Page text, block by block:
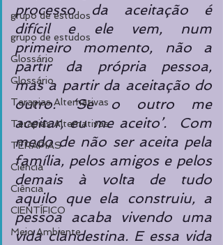
grupo de estudos
grupo de estudos
Glossário
Glossário
Terapias Alternativas
Terapias Alternativas
TERAPIAS
Ciência
Ciência
CIENTÍFICO
Meio Ambiente
processo da aceitação é
difícil e ele vem, num
primeiro momento, não a
partir da própria pessoa,
mas a partir da aceitação do
outro. ‘Se o outro me
aceitar, eu me aceito’.  Com
medo de não ser aceita pela
família, pelos amigos e pelos
demais à volta de tudo
aquilo que ela construiu, a
pessoa acaba vivendo uma
vida clandestina. E essa vida